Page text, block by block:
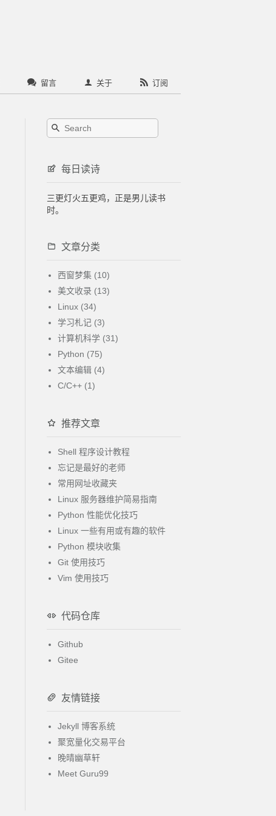
留言 关于 订阅
每日读诗
三更灯火五更鸡，正是男儿读书
时。
文章分类
西窗梦集 (10)
美文收录 (13)
Linux (34)
学习札记 (3)
计算机科学 (31)
Python (75)
文本编辑 (4)
C/C++ (1)
推荐文章
Shell 程序设计教程
忘记是最好的老师
常用网址收藏夹
Linux 服务器维护简易指南
Python 性能优化技巧
Linux 一些有用或有趣的软件
Python 模块收集
Git 使用技巧
Vim 使用技巧
代码仓库
Github
Gitee
友情链接
Jekyll 博客系统
聚宽量化交易平台
晚晴幽草轩
Meet Guru99